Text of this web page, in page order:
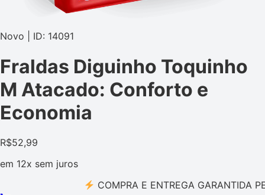
Novo | ID: 14091
Fraldas Diguinho Toquinho
M Atacado: Conforto e
Economia
R$52,99
em 12x sem juros
COMPRA E ENTREGA GARANTIDA PELO